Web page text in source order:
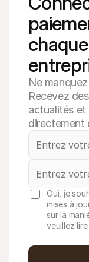
Ne
Recevez
actualités et
directement
Oui, je
mises à
sur la
veuillez